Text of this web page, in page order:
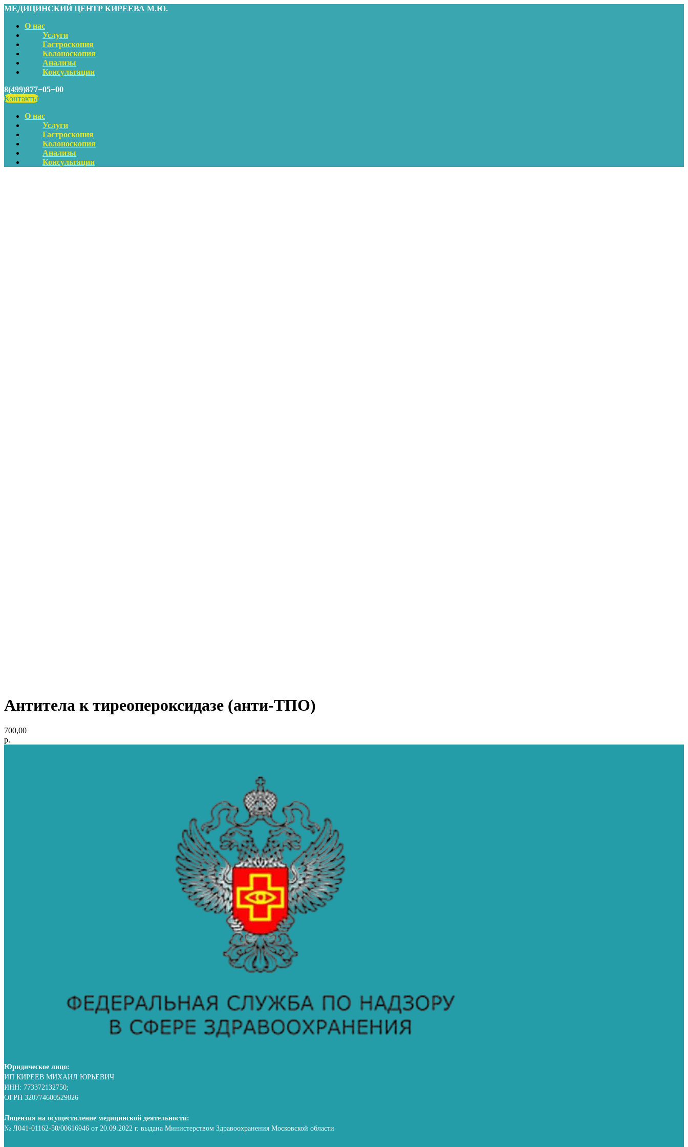
МЕДИЦИНСКИЙ ЦЕНТР КИРЕЕВА М.Ю.
О нас
Услуги
Гастроскопия
Колоноскопия
Анализы
Консультации
8(499)877−05−00
Контакты
О нас
Услуги
Гастроскопия
Колоноскопия
Анализы
Консультации
Антитела к тиреопероксидазе (анти-ТПО)
700,00
р.
Юридическое лицо:
ИП КИРЕЕВ МИХАИЛ ЮРЬЕВИЧ
ИНН: 773372132750;
ОГРН 320774600529826
Лицензия на осуществление медицинской деятельности:
№ Л041-01162-50/00616946 от 20.09.2022 г. выдана Министерством Здравоохранения Московской области